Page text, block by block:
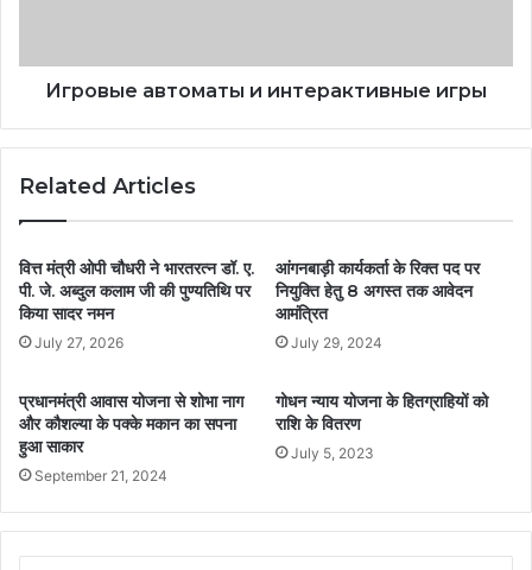
Игровые автоматы и интерактивные игры
Related Articles
वित्त मंत्री ओपी चौधरी ने भारतरत्न डॉ. ए.
पी. जे. अब्दुल कलाम जी की पुण्यतिथि पर
किया सादर नमन
July 27, 2026
आंगनबाड़ी कार्यकर्ता के रिक्त पद पर
नियुक्ति हेतु 8 अगस्त तक आवेदन
आमंत्रित
July 29, 2024
प्रधानमंत्री आवास योजना से शोभा नाग
और कौशल्या के पक्के मकान का सपना
हुआ साकार
September 21, 2024
गोधन न्याय योजना के हितग्राहियों को
राशि के वितरण
July 5, 2023